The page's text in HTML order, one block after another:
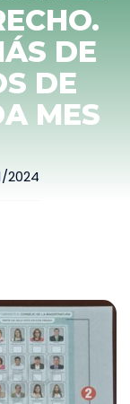
DE
DE
MES
2024